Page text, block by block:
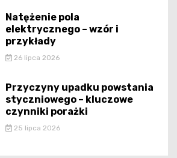
Natężenie pola
elektrycznego – wzór i
przykłady
26 lipca 2026
Przyczyny upadku powstania
styczniowego – kluczowe
czynniki porażki
25 lipca 2026